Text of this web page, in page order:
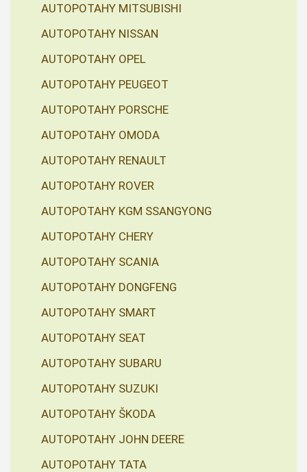
AUTOPOTAHY MITSUBISHI
AUTOPOTAHY NISSAN
AUTOPOTAHY OPEL
AUTOPOTAHY PEUGEOT
AUTOPOTAHY PORSCHE
AUTOPOTAHY OMODA
AUTOPOTAHY RENAULT
AUTOPOTAHY ROVER
AUTOPOTAHY KGM SSANGYONG
AUTOPOTAHY CHERY
AUTOPOTAHY SCANIA
AUTOPOTAHY DONGFENG
AUTOPOTAHY SMART
AUTOPOTAHY SEAT
AUTOPOTAHY SUBARU
AUTOPOTAHY SUZUKI
AUTOPOTAHY ŠKODA
AUTOPOTAHY JOHN DEERE
AUTOPOTAHY TATA